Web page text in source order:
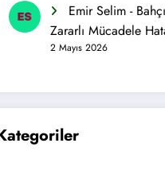
Emir Selim -
Zararlı Mücadele
2 Mayıs 2026